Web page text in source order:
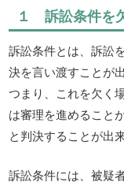
１ 訴訟条件を
訴訟条件とは、訴訟
決を言い渡すことが
つまり、これを欠く
は審理を進めること
と判決することが出
訴訟条件には、被疑